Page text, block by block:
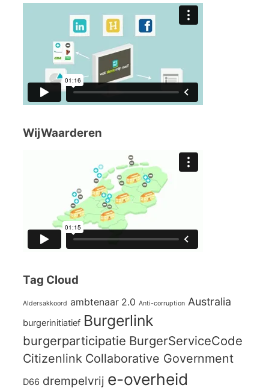
WijWaarderen
Tag Cloud
Aldersakkoord ambtenaar 2.0 Anti-corruption Australia
burgerinitiatief Burgerlink
burgerparticipatie BurgerServiceCode
Citizenlink Collaborative Government
D66 drempelvrij e-overheid